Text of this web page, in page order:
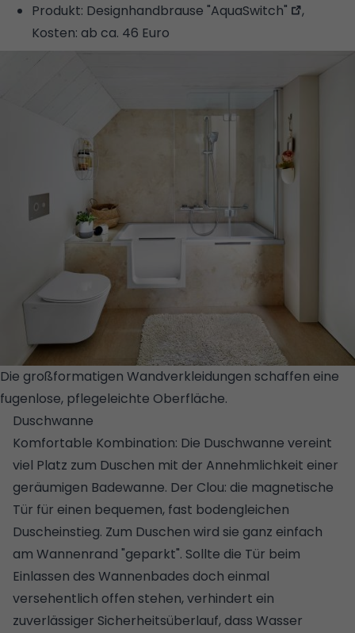
Produkt: Designhandbrause "AquaSwitch"
,
Kosten: ab ca. 46 Euro
Die großformatigen Wandverkleidungen schaffen eine
fugenlose, pflegeleichte Oberfläche.
Duschwanne
Komfortable Kombination: Die Duschwanne vereint
viel Platz zum Duschen mit der Annehmlichkeit einer
geräumigen Badewanne. Der Clou: die magnetische
Tür für einen bequemen, fast bodengleichen
Duscheinstieg. Zum Duschen wird sie ganz einfach
am Wannenrand "geparkt". Sollte die Tür beim
Einlassen des Wannenbades doch einmal
versehentlich offen stehen, verhindert ein
zuverlässiger Sicherheitsüberlauf, dass ­Wasser